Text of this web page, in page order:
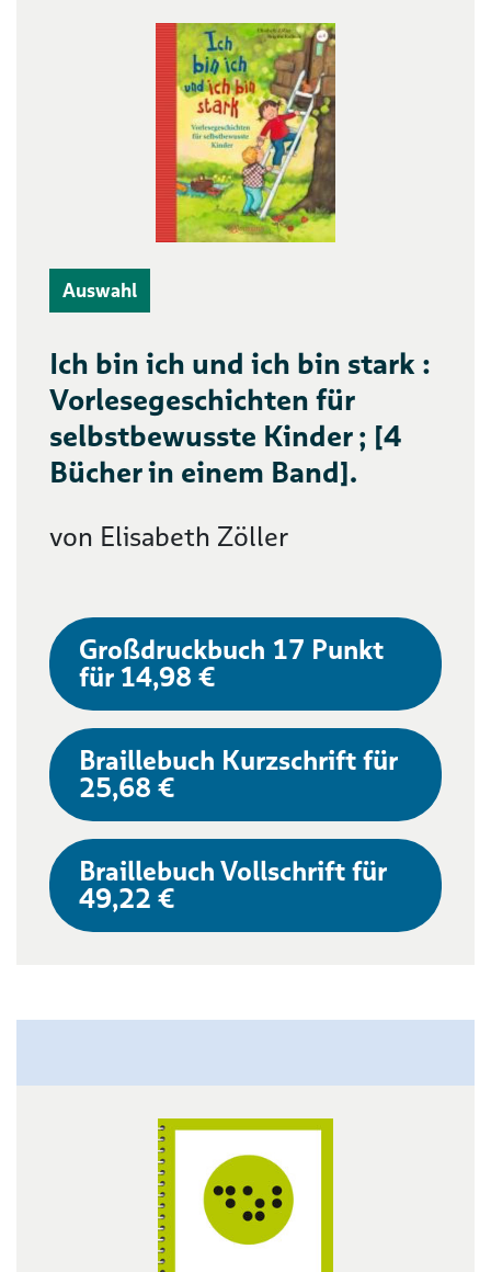
Auswahl
Ich bin ich und ich bin stark :
Vorlesegeschichten für
selbstbewusste Kinder ; [4
Bücher in einem Band].
von Elisabeth Zöller
Großdruckbuch 17 Punkt
für 14,98 €
Braillebuch Kurzschrift für
25,68 €
Braillebuch Vollschrift für
49,22 €